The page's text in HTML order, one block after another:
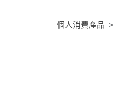
個人消費產品